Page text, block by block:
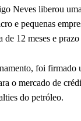
Neves liberou
e pequenas
12 meses e
foi firmado
o mercado de
do petróleo.